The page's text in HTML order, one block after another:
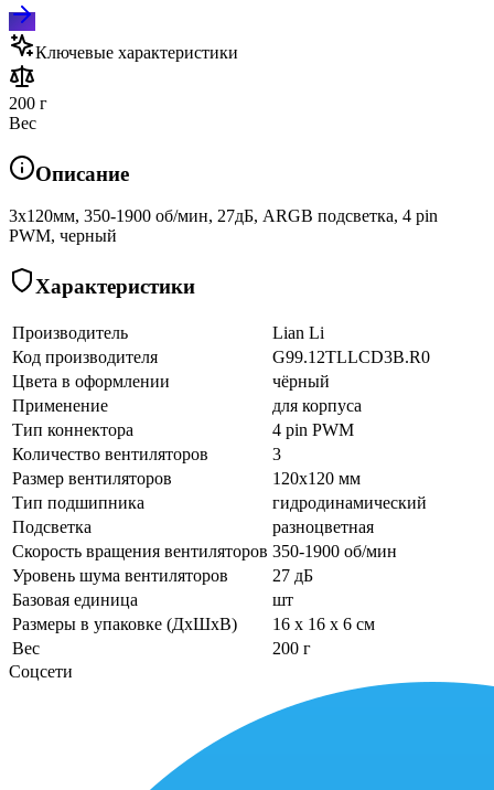
Ключевые характеристики
200 г
Вес
Описание
3х120мм, 350-1900 об/мин, 27дБ, ARGB подсветка, 4 pin
PWM, черный
Характеристики
Производитель
Lian Li
Код производителя
G99.12TLLCD3B.R0
Цвета в оформлении
чёрный
Применение
для корпуса
Тип коннектора
4 pin PWM
Количество вентиляторов
3
Размер вентиляторов
120x120 мм
Тип подшипника
гидродинамический
Подсветка
разноцветная
Скорость вращения вентиляторов 350-1900 об/мин
Уровень шума вентиляторов
27 дБ
Базовая единица
шт
Размеры в упаковке (ДхШхВ)
16 x 16 x 6 см
Вес
200 г
Соцсети